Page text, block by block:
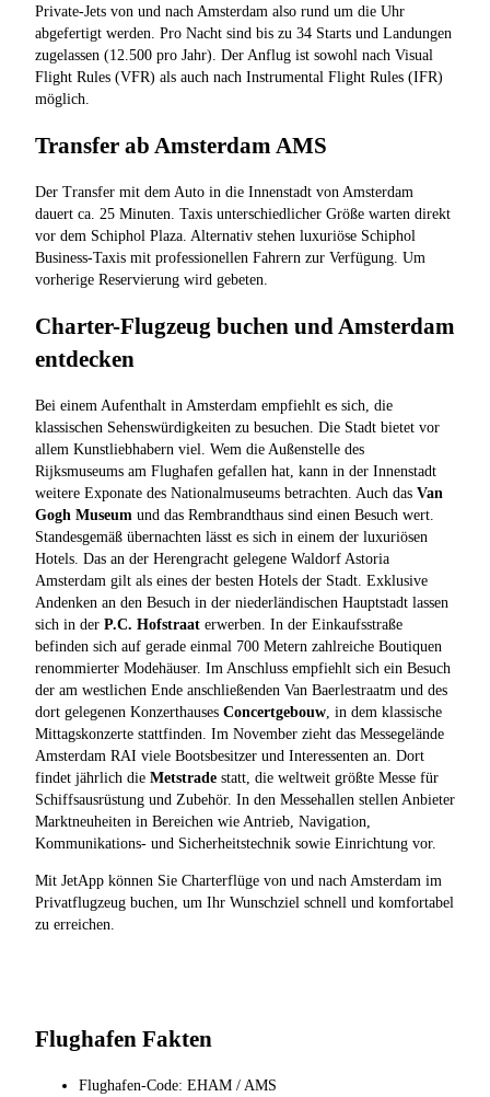
Private-Jets von und nach Amsterdam also rund um die Uhr
abgefertigt werden. Pro Nacht sind bis zu 34 Starts und Landungen
zugelassen (12.500 pro Jahr). Der Anflug ist sowohl nach Visual
Flight Rules (VFR) als auch nach Instrumental Flight Rules (IFR)
möglich.
Transfer ab Amsterdam AMS
Der Transfer mit dem Auto in die Innenstadt von Amsterdam
dauert ca. 25 Minuten. Taxis unterschiedlicher Größe warten direkt
vor dem Schiphol Plaza. Alternativ stehen luxuriöse Schiphol
Business-Taxis mit professionellen Fahrern zur Verfügung. Um
vorherige Reservierung wird gebeten.
Charter-Flugzeug buchen und Amsterdam
entdecken
Bei einem Aufenthalt in Amsterdam empfiehlt es sich, die
klassischen Sehenswürdigkeiten zu besuchen. Die Stadt bietet vor
allem Kunstliebhabern viel. Wem die Außenstelle des
Rijksmuseums am Flughafen gefallen hat, kann in der Innenstadt
weitere Exponate des Nationalmuseums betrachten. Auch das Van
Gogh Museum und das Rembrandthaus sind einen Besuch wert.
Standesgemäß übernachten lässt es sich in einem der luxuriösen
Hotels. Das an der Herengracht gelegene Waldorf Astoria
Amsterdam gilt als eines der besten Hotels der Stadt. Exklusive
Andenken an den Besuch in der niederländischen Hauptstadt lassen
sich in der P.C. Hofstraat erwerben. In der Einkaufsstraße
befinden sich auf gerade einmal 700 Metern zahlreiche Boutiquen
renommierter Modehäuser. Im Anschluss empfiehlt sich ein Besuch
der am westlichen Ende anschließenden Van Baerlestraatm und des
dort gelegenen Konzerthauses Concertgebouw , in dem klassische
Mittagskonzerte stattfinden. Im November zieht das Messegelände
Amsterdam RAI viele Bootsbesitzer und Interessenten an. Dort
findet jährlich die Metstrade statt, die weltweit größte Messe für
Schiffsausrüstung und Zubehör. In den Messehallen stellen Anbieter
Marktneuheiten in Bereichen wie Antrieb, Navigation,
Kommunikations- und Sicherheitstechnik sowie Einrichtung vor.
Mit JetApp können Sie Charterflüge von und nach Amsterdam im
Privatflugzeug buchen, um Ihr Wunschziel schnell und komfortabel
zu erreichen.
Flughafen Fakten
Flughafen-Code: EHAM / AMS